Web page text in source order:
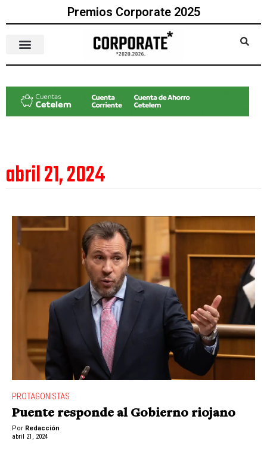
Premios Corporate 2025
abril 21, 2024
PROTAGONISTAS
Puente responde al Gobierno riojano
Por Redacción
abril 21, 2024